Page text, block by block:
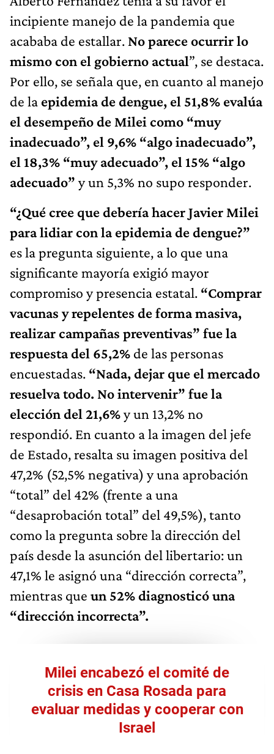
incipiente manejo de la pandemia que
acababa de estallar. No parece ocurrir lo
mismo con el gobierno actual”, se destaca.
Por ello, se señala que, en cuanto al manejo
de la epidemiade dengue, el 51,8% evalúa
el desempeño de Milei como “muy
inadecuado”, el 9,6% “algo inadecuado”,
el 18,3% “muy adecuado”, el 15% “algo
adecuado” y un 5,3% no supo responder.
“¿Qué cree que debería hacer Javier Milei
para lidiar con la epidemia de dengue?”
es la pregunta siguiente, a lo que una
significante mayoría exigió mayor
compromiso y presencia estatal. “Comprar
vacunas y repelentes de forma masiva,
realizar campañas preventivas” fue la
respuesta del 65,2% de las personas
encuestadas. “Nada, dejar que el mercado
resuelva todo. No intervenir” fue la
elección del 21,6%y un 13,2% no
respondió. En cuanto a la imagen del jefe
de Estado, resalta su imagen positiva del
47,2% (52,5% negativa) y una aprobación
“total” del 42% (frente a una
“desaprobación total” del 49,5%), tanto
como la pregunta sobre la dirección del
país desde la asunción del libertario: un
47,1% le asignó una “dirección correcta”,
mientras que un 52% diagnosticó una
“dirección incorrecta”.
Milei encabezó el comité de
crisis en Casa Rosada para
evaluar medidas y cooperar con
Israel